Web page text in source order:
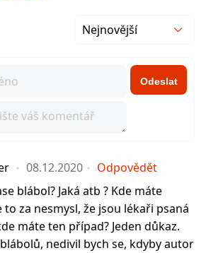
Nejnovější
Odeslat
08.12.2020
Odpovědět
blábol? Jaká atb ? Kde máte
to za nesmysl, že jsou lékaři psaná
máte ten případ? Jeden důkaz.
nedivil bych se, kdyby autor